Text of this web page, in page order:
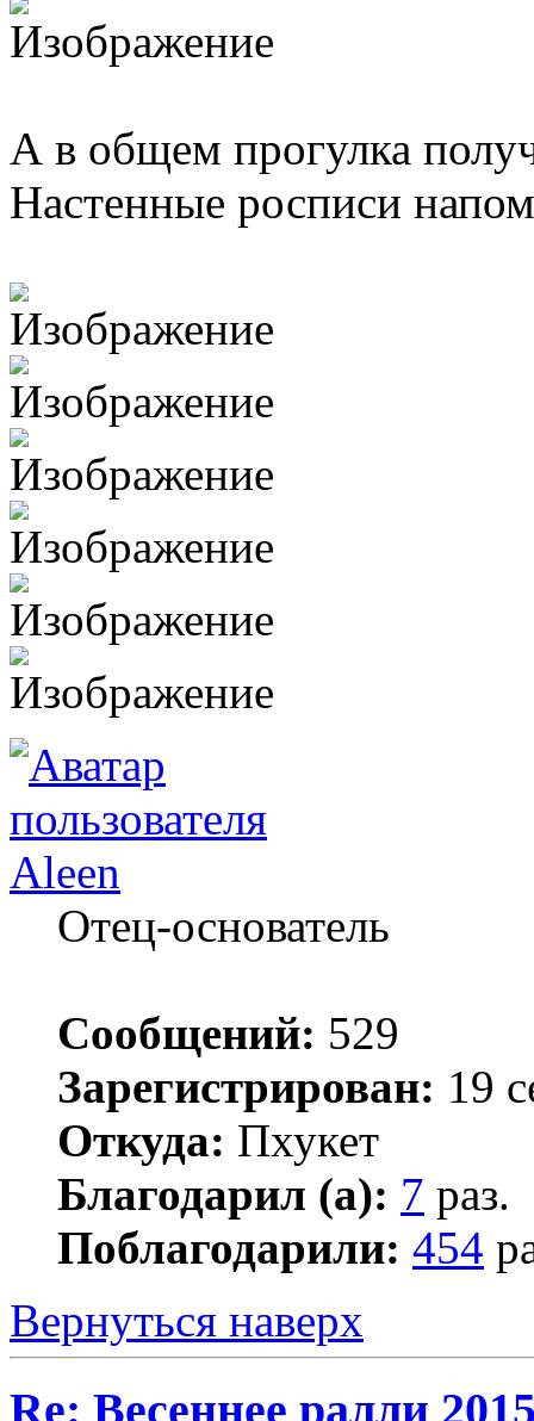
А в общем прогулка
Настенные росписи
Aleen
Отец-основатель
Сообщений: 529
Зарегистрирован: 19
Откуда: Пхукет
Благодарил (а): 7 раз.
Поблагодарили: 454
Вернуться наверх
Re: Весеннее ралли